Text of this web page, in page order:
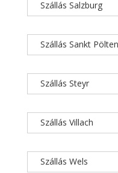
Szállás Salzburg
Szállás Sankt Pölten
Szállás Steyr
Szállás Villach
Szállás Wels